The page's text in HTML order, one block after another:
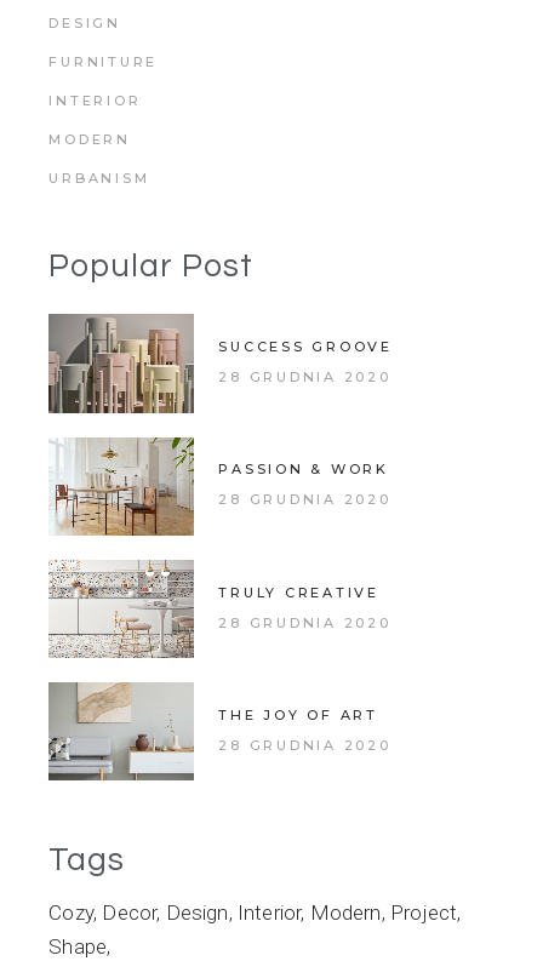
DESIGN
FURNITURE
INTERIOR
MODERN
URBANISM
Popular Post
SUCCESS GROOVE
28 GRUDNIA 2020
PASSION & WORK
28 GRUDNIA 2020
TRULY CREATIVE
28 GRUDNIA 2020
THE JOY OF ART
28 GRUDNIA 2020
Tags
Cozy Decor Design Interior Modern Project
Shape